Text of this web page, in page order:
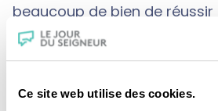
Ce site web utilise des cookies.
beaucoup de bien de réussir
Une expérience que vivent
handicapés lors des
ils pratiquent des sports